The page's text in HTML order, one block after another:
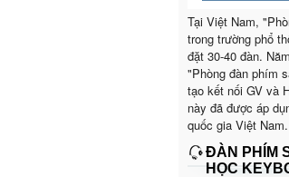
Tại Việt Nam,
trong trường phổ
đặt 30-40 đàn.
"Phòng đàn phím
tạo kết nối GV và
này đã được áp
quốc gia Việt Nam.
ĐÀN PHÍM
HỌC